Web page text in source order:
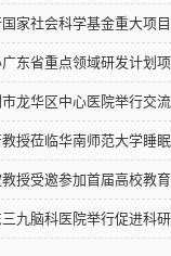
家社会科学基金重大项
东省重点领域研发计划
龙华区中心医院举行交
授莅临华南师范大学睡
授受邀参加​首届高校教
九脑科医院举行促进科